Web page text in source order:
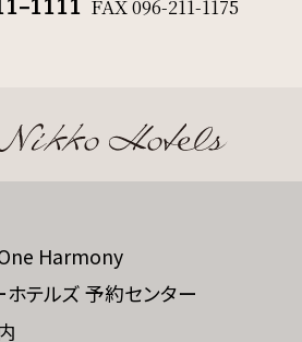
1111 FAX096-211-1175
Harmony
ホテルズ 予約センター